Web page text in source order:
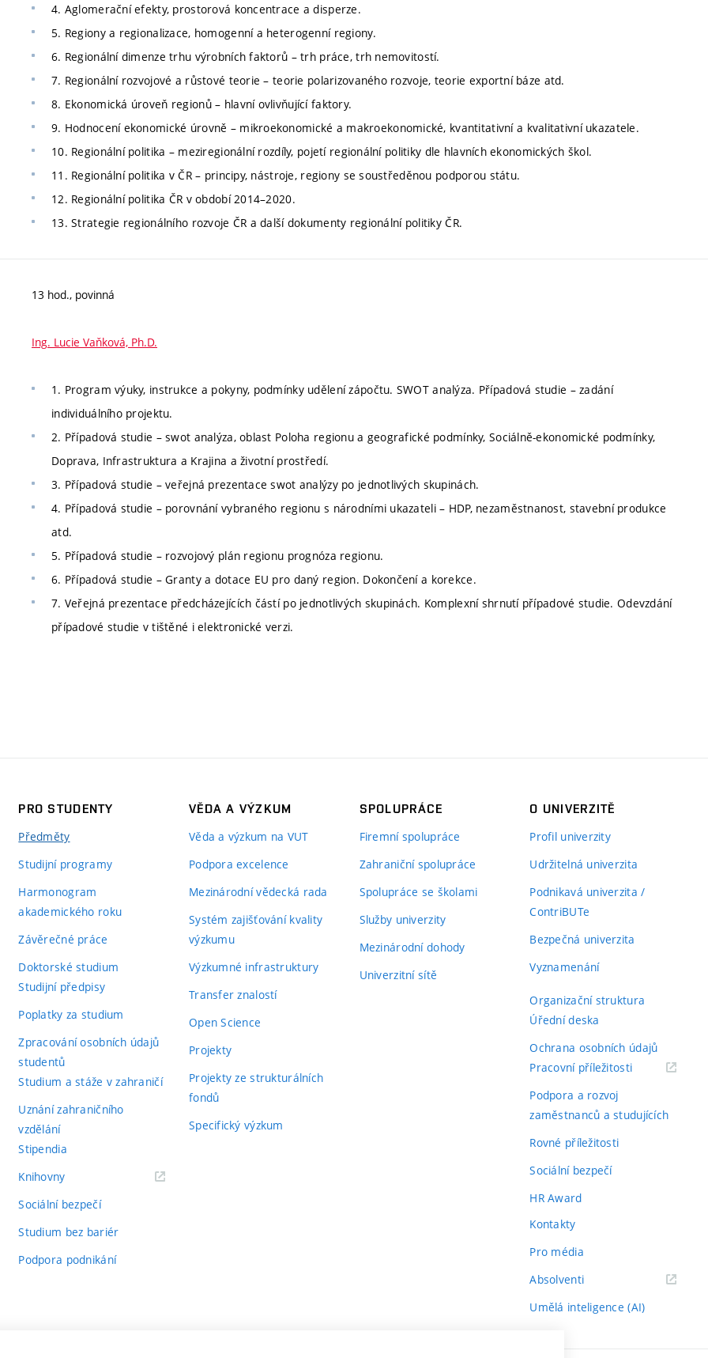
4. Aglomerační efekty, prostorová koncentrace a disperze.
5. Regiony a regionalizace, homogenní a heterogenní regiony.
6. Regionální dimenze trhu výrobních faktorů – trh práce, trh nemovitostí.
7. Regionální rozvojové a růstové teorie – teorie polarizovaného rozvoje, teorie exportní báze atd.
8. Ekonomická úroveň regionů – hlavní ovlivňující faktory.
9. Hodnocení ekonomické úrovně – mikroekonomické a makroekonomické, kvantitativní a kvalitativní ukazatele.
10. Regionální politika – meziregionální rozdíly, pojetí regionální politiky dle hlavních ekonomických škol.
11. Regionální politika v ČR – principy, nástroje, regiony se soustředěnou podporou státu.
12. Regionální politika ČR v období 2014–2020.
13. Strategie regionálního rozvoje ČR a další dokumenty regionální politiky ČR.
13 hod., povinná
Ing. Lucie Vaňková, Ph.D.
1. Program výuky, instrukce a pokyny, podmínky udělení zápočtu. SWOT analýza. Případová studie – zadání
individuálního projektu.
2. Případová studie – swot analýza, oblast Poloha regionu a geografické podmínky, Sociálně-ekonomické podmínky,
Doprava, Infrastruktura a Krajina a životní prostředí.
3. Případová studie – veřejná prezentace swot analýzy po jednotlivých skupinách.
4. Případová studie – porovnání vybraného regionu s národními ukazateli – HDP, nezaměstnanost, stavební produkce
atd.
5. Případová studie – rozvojový plán regionu prognóza regionu.
6. Případová studie – Granty a dotace EU pro daný region. Dokončení a korekce.
7. Veřejná prezentace předcházejících částí po jednotlivých skupinách. Komplexní shrnutí případové studie. Odevzdání
případové studie v tištěné i elektronické verzi.
PRO STUDENTY
Předměty
Studijní programy
Harmonogram
akademického roku
Závěrečné práce
Doktorské studium
Studijní předpisy
Poplatky za studium
Zpracování osobních údajů
studentů
Studium a stáže v zahraničí
Uznání zahraničního
vzdělání
Stipendia
Knihovny(externí
Sociální bezpečí
Studium bez bariér
Podpora podnikání
VĚDA A VÝZKUM
Věda a výzkum na VUT
Podpora excelence
Mezinárodní vědecká rada
Systém zajišťování kvality
výzkumu
Výzkumné infrastruktury
Transfer znalostí
Open Science
Projekty
Projekty ze strukturálních
fondů
Specifický výzkum
SPOLUPRÁCE
Firemní spolupráce
Zahraniční spolupráce
Spolupráce se školami
Služby univerzity
Mezinárodní dohody
Univerzitní sítě
O UNIVERZITĚ
Profil univerzity
Udržitelná univerzita
Podnikavá univerzita /
ContriBUTe
Bezpečná univerzita
Vyznamenání
Organizační struktura
Úřední deska
Ochrana osobních údajů
Pracovní příležitosti(externí
Podpora a rozvoj
zaměstnanců a studujících
Rovné příležitosti
Sociální bezpečí
HR Award
Kontakty
Pro média
Absolventi(externí
Umělá inteligence (AI)